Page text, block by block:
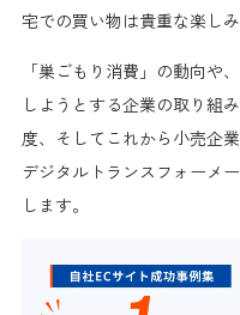
宅での買い物は貴重な楽し
「巣ごもり消費」の動向や
しようとする企業の取り組
度、そしてこれから小売企
デジタルトランスフォーメー
します。